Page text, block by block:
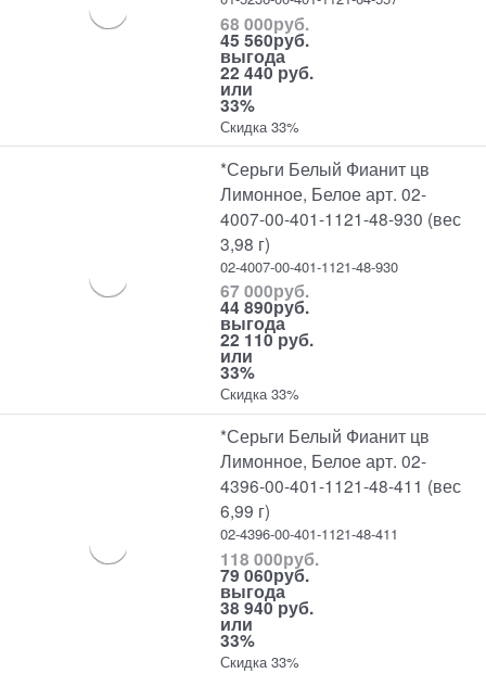
68 000руб.
45 560руб.
выгода
22 440 руб.
или
33%
Скидка 33%
*Серьги Белый Фианит цв
Лимонное, Белое арт. 02-
4007-00-401-1121-48-930 (вес
3,98 г)
02-4007-00-401-1121-48-930
67 000руб.
44 890руб.
выгода
22 110 руб.
или
33%
Скидка 33%
*Серьги Белый Фианит цв
Лимонное, Белое арт. 02-
4396-00-401-1121-48-411 (вес
6,99 г)
02-4396-00-401-1121-48-411
118 000руб.
79 060руб.
выгода
38 940 руб.
или
33%
Скидка 33%